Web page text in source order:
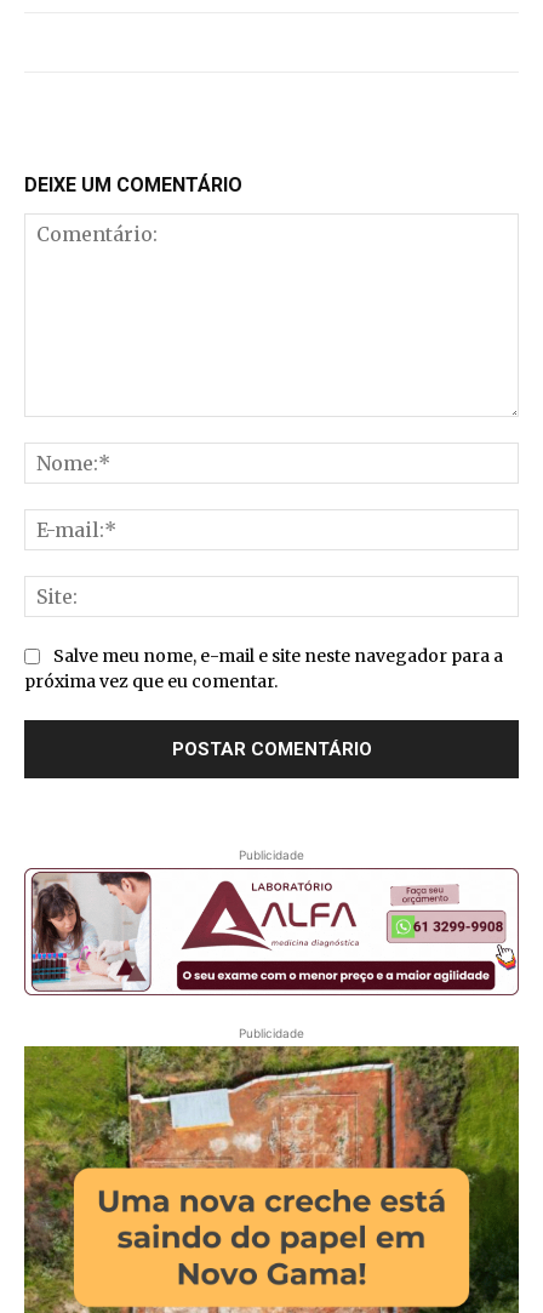
DEIXE UM COMENTÁRIO
Salve meu nome, e-mail e site neste navegador para a
próxima vez que eu comentar.
Publicidade
Publicidade